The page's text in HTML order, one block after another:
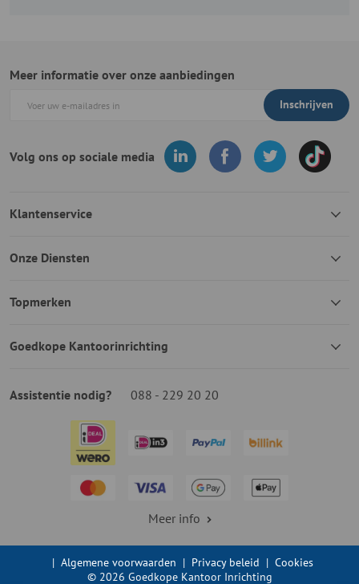
Meer informatie over onze aanbiedingen
Inschrijven
Volg ons op sociale media
Klantenservice
Onze Diensten
Topmerken
Goedkope Kantoorinrichting
Assistentie nodig? 088 - 229 20 20
Meer info
| Algemene voorwaarden | Privacy beleid | Cookies
© 2026 Goedkope Kantoor Inrichting